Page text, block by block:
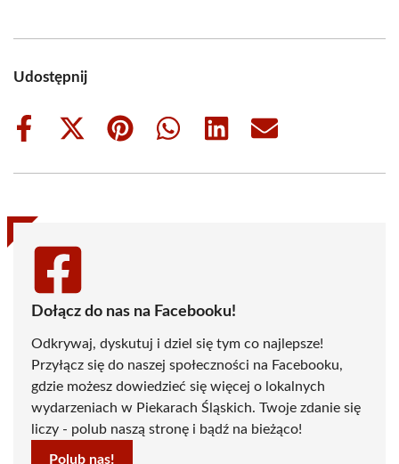
Udostępnij
Share
Share
(Twitter)
Share
Share
Share
Share
Dołącz do nas na Facebooku!
Odkrywaj, dyskutuj i dziel się tym co najlepsze!
Przyłącz się do naszej społeczności na Facebooku,
gdzie możesz dowiedzieć się więcej o lokalnych
wydarzeniach w Piekarach Śląskich. Twoje zdanie się
liczy - polub naszą stronę i bądź na bieżąco!
Polub nas!